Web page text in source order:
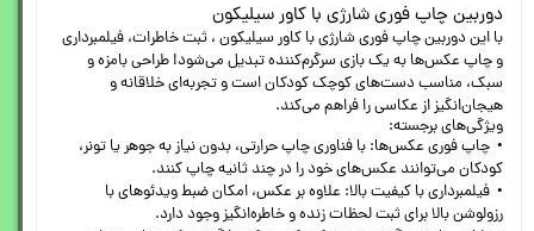
دوربین چاپ فوری شارژی با کاور سیلیکون
با این دوربین چاپ فوری شارژی با کاور سیلیکون ، ثبت خاطرات، فیلمبرداری
و چاپ عکس‌ها به یک بازی سرگرم‌کننده تبدیل می‌شود! طراحی بامزه و
سبک، مناسب دست‌های کوچک کودکان است و تجربه‌ای خلاقانه و
هیجان‌انگیز از عکاسی را فراهم می‌کند.
ویژگی‌های برجسته:
• چاپ فوری عکس‌ها: با فناوری چاپ حرارتی، بدون نیاز به جوهر یا تونر،
کودکان می‌توانند عکس‌های خود را در چند ثانیه چاپ کنند.
• فیلمبرداری با کیفیت بالا: علاوه بر عکس، امکان ضبط ویدئوهای با
رزولوشن بالا برای ثبت لحظات زنده و خاطره‌انگیز وجود دارد.